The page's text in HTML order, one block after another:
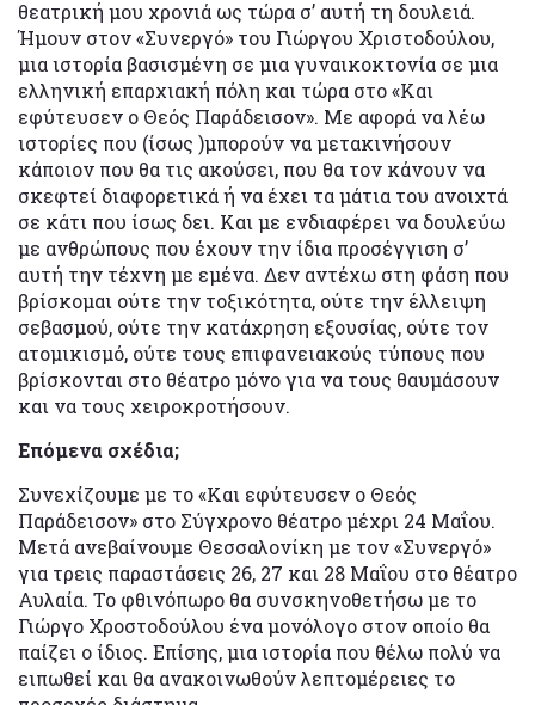
θεατρική μου χρονιά ως τώρα σ’ αυτή τη δουλειά.
Ήμουν στον «Συνεργό» του Γιώργου Χριστοδούλου,
μια ιστορία βασισμένη σε μια γυναικοκτονία σε μια
ελληνική επαρχιακή πόλη και τώρα στο «Και
εφύτευσεν ο Θεός Παράδεισον». Με αφορά να λέω
ιστορίες που (ίσως )μπορούν να μετακινήσουν
κάποιον που θα τις ακούσει, που θα τον κάνουν να
σκεφτεί διαφορετικά ή να έχει τα μάτια του ανοιχτά
σε κάτι που ίσως δει. Και με ενδιαφέρει να δουλεύω
με ανθρώπους που έχουν την ίδια προσέγγιση σ’
αυτή την τέχνη με εμένα. Δεν αντέχω στη φάση που
βρίσκομαι ούτε την τοξικότητα, ούτε την έλλειψη
σεβασμού, ούτε την κατάχρηση εξουσίας, ούτε τον
ατομικισμό, ούτε τους επιφανειακούς τύπους που
βρίσκονται στο θέατρο μόνο για να τους θαυμάσουν
και να τους χειροκροτήσουν.
Επόμενα σχέδια;
Συνεχίζουμε με το «Και εφύτευσεν ο Θεός
Παράδεισον» στο Σύγχρονο θέατρο μέχρι 24 Μαΐου.
Μετά ανεβαίνουμε Θεσσαλονίκη με τον «Συνεργό»
για τρεις παραστάσεις 26, 27 και 28 Μαΐου στο θέατρο
Αυλαία. Το φθινόπωρο θα συνσκηνοθετήσω με το
Γιώργο Χροστοδούλου ένα μονόλογο στον οποίο θα
παίζει ο ίδιος. Επίσης, μια ιστορία που θέλω πολύ να
ειπωθεί και θα ανακοινωθούν λεπτομέρειες το